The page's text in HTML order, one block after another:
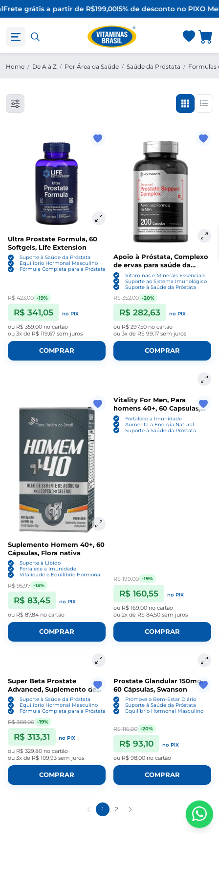
Frete grátis a partir de R$199,00!5% de desconto no PIXO
Home / De A à Z / Por Área da Saúde / Saúde da Próstata / Formulas
Ultra Prostate Formula, 60
Softgels, Life Extension
Suporte à Saúde da Próstata
Equilíbrio Hormonal Masculino
Fórmula Completa para a Próstata
R$ 423,00 -19%
R$ 341,05 no PIX
ou R$ 359,00 no cartão
ou 3x de R$ 119,67 sem juros
COMPRAR
Apoio à Próstata, Complexo
de ervas para saúde da
próstata, 200 Cápsulas,
Horbaach
Vitaminas e Minerais Essenciais
Suporte ao Sistema Imunológico
Suporte à Saúde da Próstata
R$ 352,00 -20%
R$ 282,63 no PIX
ou R$ 297,50 no cartão
ou 3x de R$ 99,17 sem juros
COMPRAR
Suplemento Homem 40+, 60
Cápsulas, Flora nativa
Suporte à Libido
Fortalece a Imunidade
Vitalidade e Equilíbrio Hormonal
R$ 95,97 -13%
R$ 83,45 no PIX
ou R$ 87,84 no cartão
COMPRAR
Vitality For Men, Para
homens 40+, 60 Capsulas,
Endogen
Fortalece a Imunidade
Aumenta a Energia Natural
Suporte à Saúde da Próstata
R$ 199,00 -19%
R$ 160,55 no PIX
ou R$ 169,00 no cartão
ou 2x de R$ 84,50 sem juros
COMPRAR
Super Beta Prostate
Advanced, Suplemento de
Próstata Com Beta
Sitosterol, 60 cápsulas
Suporte à Saúde da Próstata
Equilíbrio Hormonal Masculino
Fórmula Completa para a Próstata
R$ 388,00 -19%
R$ 313,31 no PIX
ou R$ 329,80 no cartão
ou 3x de R$ 109,93 sem juros
COMPRAR
Prostate Glandular 150mg,
60 Cápsulas, Swanson
Promove o Bem-Estar Diário
Suporte à Saúde da Próstata
Equilíbrio Hormonal Masculino
R$ 116,00 -20%
R$ 93,10 no PIX
ou R$ 98,00 no cartão
COMPRAR
1 2